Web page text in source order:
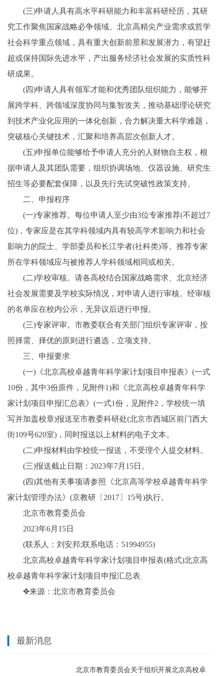
(三)申请人具有高水平科研能力和丰富科研经历，其研
究工作聚焦国家战略必争领域、北京高精尖产业需求或哲学
社会科学重点领域，具有重大创新前景和发展潜力，有望赶
超或保持国际先进水平，产出服务经济社会发展的实质性科
研成果。
(四)申请人具有领军才能和优秀团队组织能力，能够开
展跨学科、跨领域深度协同与集智攻关，推动基础理论研究
到技术产业化应用的一体化创新，合力解决重大科学难题，
突破核心关键技术，汇聚和培养高层次创新人才。
(五)申报单位能够给予申请人充分的人财物自主权，根
据申请人及其团队需要，组织协调场地、仪器设施、研究生
招生等必要配套保障，以及先行先试突破性政策支持。
二、申报程序
(一)专家推荐。每位申请人至少由3位专家推荐(不超过7
位)，专家应是在其学科领域内具有较高学术影响力和社会
影响力的院士、学部委员和长江学者(社科类)等。推荐专家
所在学科领域应与被推荐人学科领域相同或相关。
(二)学校审核。请各高校结合国家战略需求、北京经济
社会发展需要及学校实际情况，对申请人进行审核。经审核
的名单应在校内公示，无异议后进行申报。
(三)专家评审。市教委联合有关部门组织专家评审，按
照择需、择优的原则进行遴选，立项支持。
三、申报要求
(一)《北京高校卓越青年科学家计划项目申报表》(一式
10份，其中3份原件，见附件1)和《北京高校卓越青年科学
家计划项目申报汇总表》(一式1份，见附件2，学校统一填
写并加盖校章)报送至市教委科研处(北京市西城区前门西大
街109号620室)，同时报送以上材料的电子文本。
(二)申报材料由学校统一报送，不受理个人提交材料。
(三)报送截止日期：2023年7月15日。
(四)其他有关事项请参照《北京高等学校卓越青年科学
家计划管理办法》(京教研〔2017〕15号)执行。
北京市教育委员会
2023年6月15日
(联系人：刘安邦;联系电话：51994955)
北京高校卓越青年科学家计划项目申报表(格式)北京高
校卓越青年科学家计划项目申报汇总表
✥来源：北京市教育委员会
最新消息
北京市教育委员会关于组织开展北京高校卓